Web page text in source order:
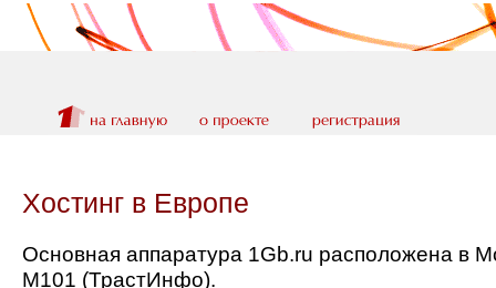
Хостинг в Европе
Основная аппаратура 1Gb.ru расположена в
М101 (ТрастИнфо).